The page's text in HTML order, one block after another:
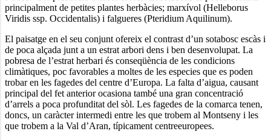
principalment de petites plantes herbàcies; marxívol (Helleborus
Viridis ssp. Occidentalis) i falgueres (Pteridium Aquilinum).
El paisatge en el seu conjunt ofereix el contrast d’un sotabosc escàs i
de poca alçada junt a un estrat arbori dens i ben desenvolupat. La
pobresa de l’estrat herbari és conseqüència de les condicions
climàtiques, poc favorables a moltes de les especies que es poden
trobar en les fagedes del centre d’Europa. La falta d’aigua, causant
principal del fet anterior ocasiona també una gran concentració
d’arrels a poca profunditat del sòl. Les fagedes de la comarca tenen,
doncs, un caràcter intermedi entre les que trobem al Montseny i les
que trobem a la Val d’Aran, típicament centreeuropees.